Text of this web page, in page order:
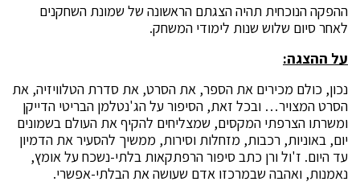
ההפקה הנוכחית תהיה הצגתם הראשונה של שמונת השחקנים
לאחר סיום שלוש שנות לימודי המשחק.
על ההצגה:
נכון, כולם מכירים את הספר, את הסרט, את סדרת הטלוויזיה, את
הסרט המצויר… ובכל זאת, הסיפור על הג'נטלמן הבריטי הדייקן
ומשרתו הצרפתי המקסים, שמצליחים להקיף את העולם בשמונים
יום, באוניות, רכבות, מזחלות וסירות, ממשיך להסעיר את הדמיון
עד היום. ז'ול ורן כתב סיפור הרפתקאות בלתי-נשכח על אומץ,
נאמנות, ואהבה שבמרכזו אדם שעושה את הבלתי-אפשרי.